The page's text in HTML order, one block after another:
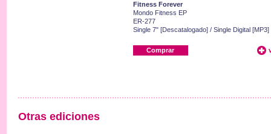
Fitness Forever
Mondo Fitness EP
ER-277
Single 7" [Descatalogado] / Single Digital [MP3]
Comprar
Otras ediciones